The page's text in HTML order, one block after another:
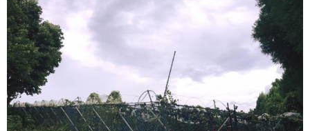
ACCESSMAP
CONTACT
お問い合わせ